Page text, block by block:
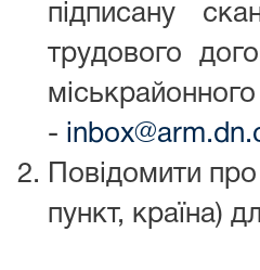
підписану
трудового
-
Повідомити
пункт, країна)